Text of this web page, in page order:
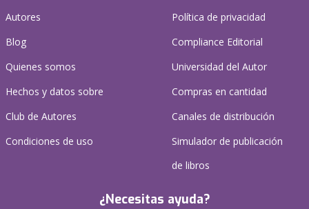
Autores
Blog
Quienes somos
Hechos y datos sobre
Club de Autores
Condiciones de uso
Política de privacidad
Compliance Editorial
Universidad del Autor
Compras en cantidad
Canales de distribución
Simulador de publicación
de libros
¿Necesitas ayuda?